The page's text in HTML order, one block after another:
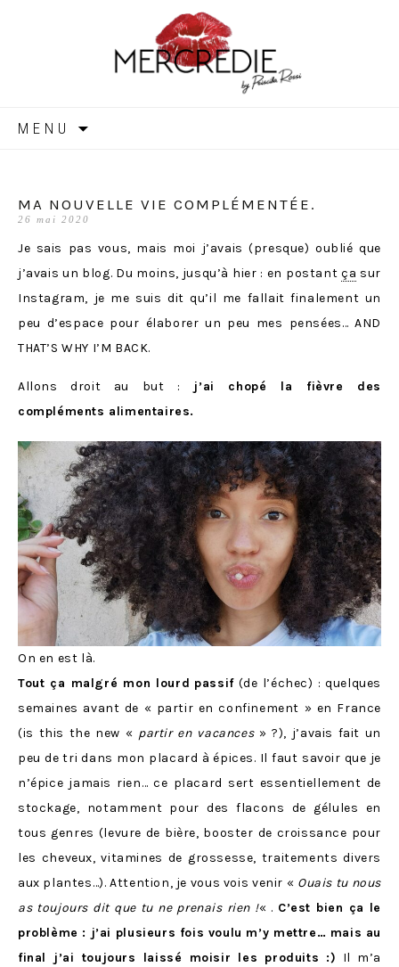
MERCREDIE
MENU
MA NOUVELLE VIE COMPLÉMENTÉE.
26 mai 2020
Je sais pas vous, mais moi j’avais (presque) oublié que
j’avais un blog. Du moins, jusqu’à hier : en postantça sur
Instagram, je me suis dit qu’il me fallait finalement un
peu d’espace pour élaborer un peu mes pensées… AND
THAT’S WHY I’M BACK.
Allons droit au but : j’ai chopé la fièvre des
compléments alimentaires.
On en est là.
Tout ça malgré mon lourd passif(de l’échec) : quelques
semaines avant de « partir en confinement » en France
(is this the new « partir en vacances» ?), j’avais fait un
peu de tri dans mon placard à épices. Il faut savoir que je
n’épice jamais rien… ce placard sert essentiellement de
stockage, notamment pour des flacons de gélules en
tous genres (levure de bière, booster de croissance pour
les cheveux, vitamines de grossesse, traitements divers
aux plantes…). Attention, je vous vois venir « Ouais tu nous
as toujours dit que tu ne prenais rien !« . C’est bien ça le
problème : j’ai plusieurs fois voulu m’y mettre… mais au
final j’ai toujours laissé moisir les produits :) Il m’a